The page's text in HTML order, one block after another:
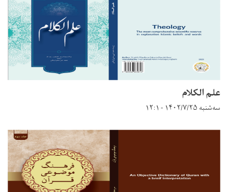
علم الکلام
سه‌شنبه ۱۴۰۲/۷/۲۵ - ۱۲:۱